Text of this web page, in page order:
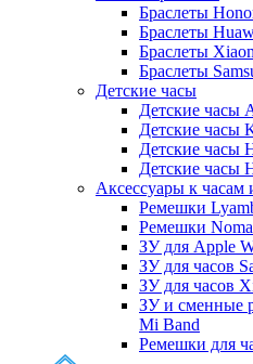
Браслеты
Браслеты
Браслеты
Браслеты
Детские часы
Детские часы
Детские часы
Детские часы
Детские часы
Аксессуары к часам
Ремешки
Ремешки
ЗУ для Apple
ЗУ для часов
ЗУ для часов
ЗУ и сменные
Mi Band
Ремешки для